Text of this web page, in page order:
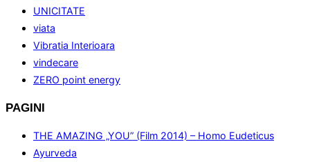
UNICITATE
viata
Vibratia Interioara
vindecare
ZERO point energy
PAGINI
THE AMAZING „YOU” (Film 2014) – Homo Eudeticus
Ayurveda